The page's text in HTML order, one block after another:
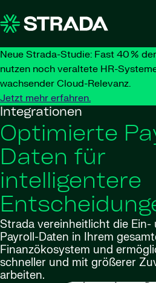
Neue Strada-Studie: Fast 40 %
nutzen noch veraltete HR-
wachsender Cloud-Relevanz.
Jetzt mehr erfahren.
Integrationen
Optimierte
Daten für
intelligentere
Strada vereinheitlicht die Ein-
Payroll-Daten in Ihrem
Finanzökosystem und
schneller und mit größerer
arbeiten.